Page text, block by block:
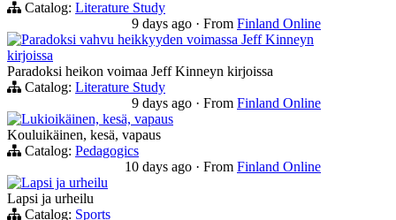
Catalog: Literature Study
9 days ago · From Finland Online
Paradoksi vahvu heikkyyden voimassa Jeff Kinneyn
kirjoissa
Paradoksi heikon voimaa Jeff Kinneyn kirjoissa
Catalog: Literature Study
9 days ago · From Finland Online
Lukioikäinen, kesä, vapaus
Kouluikäinen, kesä, vapaus
Catalog: Pedagogics
10 days ago · From Finland Online
Lapsi ja urheilu
Lapsi ja urheilu
Catalog: Sports